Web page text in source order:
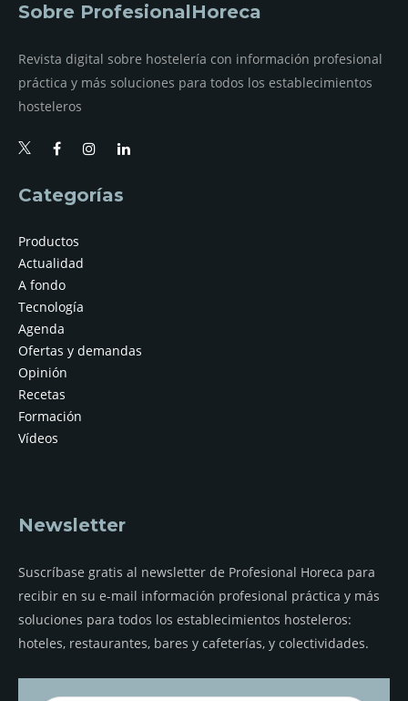
Sobre ProfesionalHoreca
Revista digital sobre hostelería con información profesional
práctica y más soluciones para todos los establecimientos
hosteleros
Categorías
Productos
Actualidad
A fondo
Tecnología
Agenda
Ofertas y demandas
Opinión
Recetas
Formación
Vídeos
Newsletter
Suscríbase gratis al newsletter de Profesional Horeca para
recibir en su e-mail información profesional práctica y más
soluciones para todos los establecimientos hosteleros:
hoteles, restaurantes, bares y cafeterías, y colectividades.